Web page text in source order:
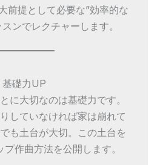
前提として必要な”効率的な
ンでレクチャーします。
基礎力UP
に大切なのは基礎力です。
していなければ家は崩れて
も土台が大切。この土台を
作曲方法を公開します。